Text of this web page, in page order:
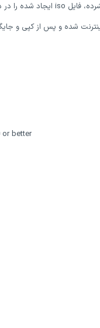
iso ایجاد شده را در
or better